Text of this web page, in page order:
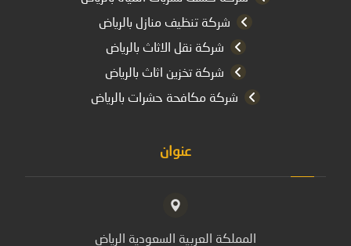
شركة تنظيف منازل بالرياض
شركة نقل الاثاث بالرياض
شركة تخزين اثاث بالرياض
شركة مكافحة حشرات بالرياض
عنوان
المملكة العربية السعودية الرياض